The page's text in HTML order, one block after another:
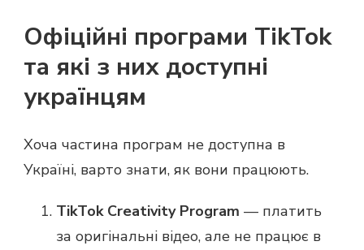
Офіційні програми TikTok
та які з них доступні
українцям
Хоча частина програм не доступна в
Україні, варто знати, як вони працюють.
TikTok Creativity Program — платить
за оригінальні відео, але не працює в